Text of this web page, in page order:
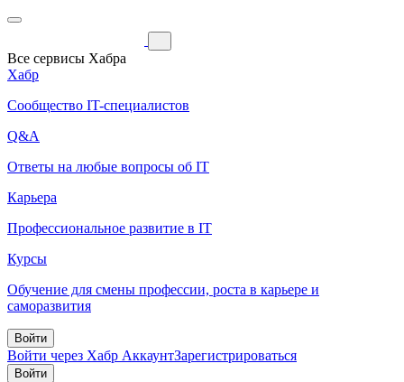
Все сервисы Хабра
Хабр
Сообщество IT-специалистов
Q&A
Ответы на любые вопросы об IT
Карьера
Профессиональное развитие в IT
Курсы
Обучение для смены профессии, роста в карьере и
саморазвития
Войти
Войти через Хабр АккаунтЗарегистрироваться
Войти